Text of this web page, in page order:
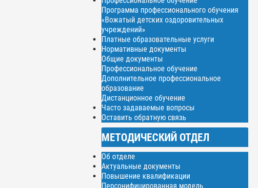
Программа профессионального обучения
«Вожатый детских оздоровительных
учреждений»
Платные образовательные услуги
Нормативные документы
Общие документы
Профессиональное обучение
Дополнительное профессиональное
образование
Дистанционное обучение
Часто задаваемые вопросы
Оставить обратную связь
МЕТОДИЧЕСКИЙ ОТДЕЛ
Об отделе
Актуальные документы
Повышение квалификации
Персонифицированная модель